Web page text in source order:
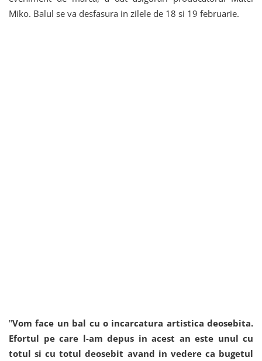
Miko. Balul se va desfasura in zilele de 18 si 19 februarie.
"Vom face un bal cu o incarcatura artistica deosebita.
Efortul pe care l-am depus in acest an este unul cu
totul si cu totul deosebit avand in vedere ca bugetul